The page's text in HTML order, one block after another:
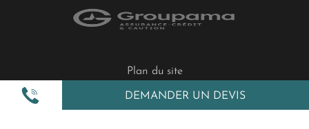
DEMANDER UN DEVIS
Plan du site